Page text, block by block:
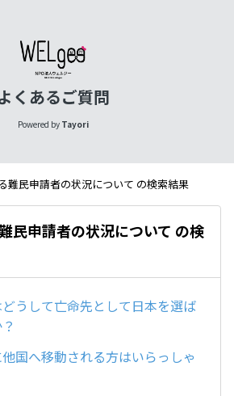
くあるご質問
Powered by Tayori
難民申請者の状況について の検索結果
民申請者の状況について の検
うして亡命先として日本を選ば
国へ移動される方はいらっしゃ